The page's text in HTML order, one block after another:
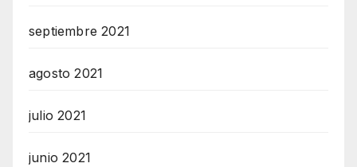
septiembre 2021
agosto 2021
julio 2021
junio 2021